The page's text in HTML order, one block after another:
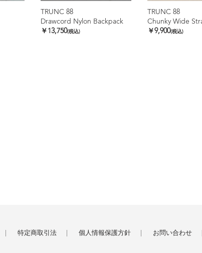
TRUNC 88
Drawcord Nylon Backpack
￥13,750(税込)
TRUNC 88
Chunky Wide
￥9,900(税込)
特定商取引法 個人情報保護方針 お問い合わせ